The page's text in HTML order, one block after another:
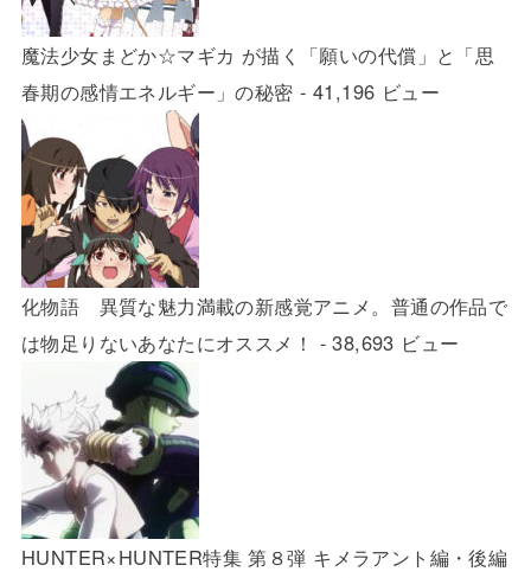
魔法少女まどか☆マギカ が描く「願いの代償」と「思
春期の感情エネルギー」の秘密 - 41,196 ビュー
化物語 異質な魅力満載の新感覚アニメ。普通の作品で
は物足りないあなたにオススメ！ - 38,693 ビュー
HUNTER×HUNTER特集 第８弾 キメラアント編・後編